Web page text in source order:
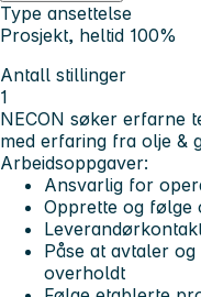
Type ansettelse
Prosjekt, heltid 100%
Antall stillinger
1
NECON søker erfarne
med erfaring fra olje &
Arbeidsoppgaver:
Ansvarlig for
Opprette og følge
Påse at avtaler
overholdt